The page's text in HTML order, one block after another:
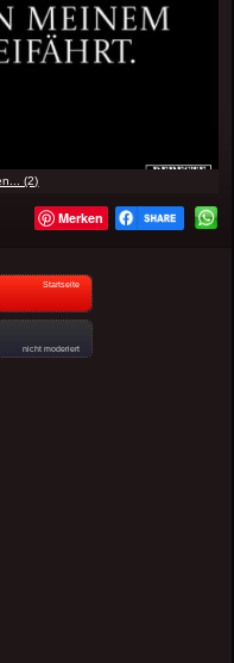
(2)
Merken
Startseite
nicht moderiert